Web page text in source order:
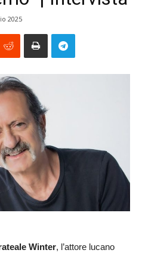
2025
Winter, l’attore lucano